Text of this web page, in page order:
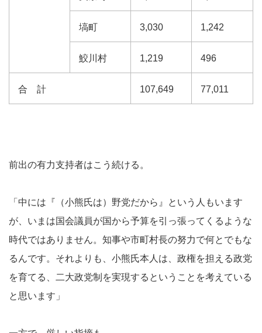
塙町 3,030 1,242
鮫川村 1,219 496
合 計 107,649 77,011
前出の有力支持者はこう続ける。
「中には『（小熊氏は）野党だから』という人もいます
が、いまは国会議員が国から予算を引っ張ってくるような
時代ではありません。知事や市町村長の努力で何とでもな
るんです。それよりも、小熊氏本人は、政権を担える政党
を育てる、二大政党制を実現するということを考えている
と思います」